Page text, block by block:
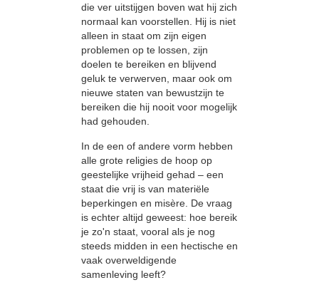
die ver uitstijgen boven wat hij zich
normaal kan voorstellen. Hij is niet
alleen in staat om zijn eigen
problemen op te lossen, zijn
doelen te bereiken en blijvend
geluk te verwerven, maar ook om
nieuwe staten van bewustzijn te
bereiken die hij nooit voor mogelijk
had gehouden.
In de een of andere vorm hebben
alle grote religies de hoop op
geestelijke vrijheid gehad – een
staat die vrij is van materiële
beperkingen en misère. De vraag
is echter altijd geweest: hoe bereik
je zo'n staat, vooral als je nog
steeds midden in een hectische en
vaak overweldigende
samenleving leeft?